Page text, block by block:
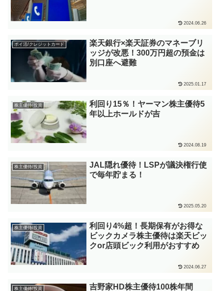
2024.06.26
ポイ活/クレジットカード
楽天銀行×楽天証券のマネーブリ
ッジが改悪！300万円超の預金は
別口座へ避難
2025.01.17
株主優待/投資
利回り15％！ヤーマン株主優待5
年以上ホールドが吉
2024.08.19
株主優待/投資
JAL隠れ優待！LSPが議決権行使
で毎年貯まる！
2025.05.20
株主優待/投資
利回り4%超！長期保有がお得な
ビックカメラ株主優待は楽天ビッ
クor店頭ビック利用がおすすめ
2024.06.27
株主優待/投資
吉野家HD株主優待100株年間